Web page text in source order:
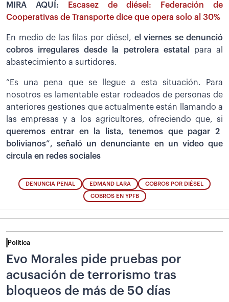
MIRA AQUÍ:
Escasez de diésel: Federación de
Cooperativas de Transporte dice que opera solo al 30%
En medio de las filas por diésel, el viernes se denunció
cobros irregulares desde la petrolera estatal
para al
abastecimiento a surtidores.
“Es una pena que se llegue a esta situación. Para
nosotros es lamentable estar rodeados de personas de
anteriores gestiones que actualmente están llamando a
las empresas y a los agricultores, ofreciendo que, si
queremos entrar en la lista, tenemos que pagar 2
bolivianos”, señaló un denunciante en un video que
circula en redes sociales
DENUNCIA PENAL EDMAND LARA COBROS POR DIÉSEL
COBROS EN YPFB
Política
Evo Morales pide pruebas por
acusación de terrorismo tras
bloqueos de más de 50 días